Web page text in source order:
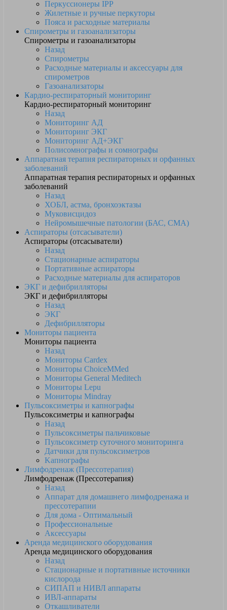
Перкуссионеры IPP
Жилетные и ручные перкуторы
Пояса и расходные материалы
Спирометры и газоанализаторы
Спирометры и газоанализаторы
Назад
Спирометры
Расходные материалы и аксессуары для
спирометров
Газоанализаторы
Кардио-респираторный мониторинг
Кардио-респираторный мониторинг
Назад
Мониторинг АД
Мониторинг ЭКГ
Мониторинг АД+ЭКГ
Полисомнографы и сомнографы
Аппаратная терапия респираторных и орфанных
заболеваний
Аппаратная терапия респираторных и орфанных
заболеваний
Назад
ХОБЛ, астма, бронхоэктазы
Муковисцидоз
Нейромышечные патологии (БАС, СМА)
Аспираторы (отсасыватели)
Аспираторы (отсасыватели)
Назад
Стационарные аспираторы
Портативные аспираторы
Расходные материалы для аспираторов
ЭКГ и дефибрилляторы
ЭКГ и дефибрилляторы
Назад
ЭКГ
Дефибрилляторы
Мониторы пациента
Мониторы пациента
Назад
Мониторы Cardex
Мониторы ChoiceMMed
Мониторы General Meditech
Мониторы Lepu
Мониторы Mindray
Пульсоксиметры и капнографы
Пульсоксиметры и капнографы
Назад
Пульсоксиметры пальчиковые
Пульсоксиметр суточного мониторинга
Датчики для пульсоксиметров
Kапнографы
Лимфодренаж (Прессотерапия)
Лимфодренаж (Прессотерапия)
Назад
Аппарат для домашнего лимфодренажа и
прессотерапии
Для дома - Оптимальный
Профессиональные
Аксессуары
Аренда медицинского оборудования
Аренда медицинского оборудования
Назад
Стационарные и портативные источники
кислорода
СИПАП и НИВЛ аппараты
ИВЛ-аппараты
Откашливатели